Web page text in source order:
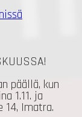
päällä, kun
1.11. ja
14, Imatra.